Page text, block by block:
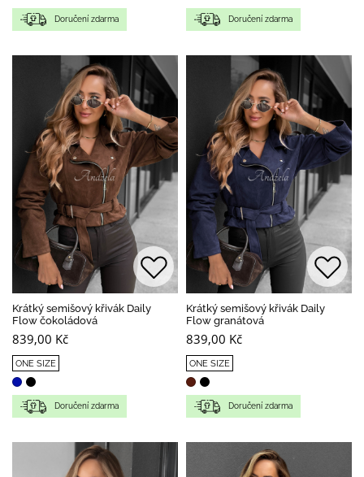
Doručení zdarma Doručení zdarma
Krátký semišový křivák Daily
Flow čokoládová
839,00 Kč
ONE SIZE
Doručení zdarma
Krátký semišový křivák Daily
Flow granátová
839,00 Kč
ONE SIZE
Doručení zdarma